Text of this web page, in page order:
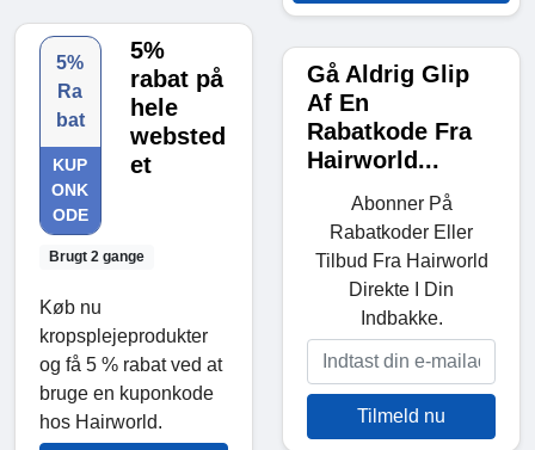
5%
Ra
bat
KUP
ONK
ODE
Brugt 2 gange
5%
rabat på
hele
websted
et
Køb nu
kropsplejeprodukter
og få 5 % rabat ved at
bruge en kuponkode
hos Hairworld.
Gå Aldrig Glip
Af En
Rabatkode Fra
Hairworld...
Abonner På
Rabatkoder Eller
Tilbud Fra Hairworld
Direkte I Din
Indbakke.
Tilmeld nu